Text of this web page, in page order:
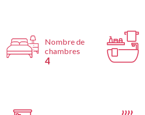
Nombre de
chambres
4